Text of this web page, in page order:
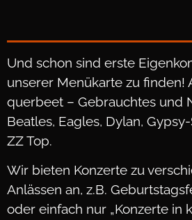
Und schon sind erste
unserer Menükarte zu finden!
querbeet – Gebrauchtes und
Beatles, Eagles, Dylan,
ZZ Top.
Wir bieten Konzerte zu
Anlässen an, z.B.
oder einfach nur „Konzerte in